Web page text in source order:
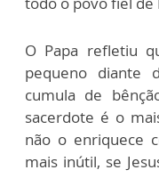
O Papa refletiu
pequeno diante
cumula de
sacerdote é o
não o enriquece
mais inútil, se